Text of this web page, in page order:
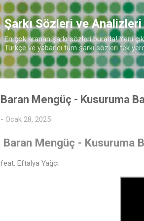
Şarkı Sözleri ve Analizleri
En çok aranan şarkı sözleri burada! Yeni
Türkçe ve yabancı tüm şarkı sözleri tek
Baran Mengüç - Kusuruma
- Ocak 28, 2025
Baran Mengüç - Kusuruma
feat. Eftalya Yağcı